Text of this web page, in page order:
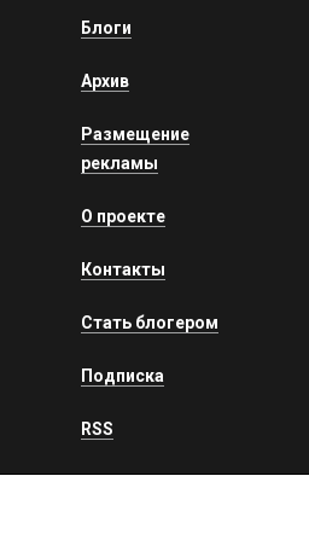
Блоги
Архив
Размещение
рекламы
О проекте
Контакты
Стать блогером
Подписка
RSS